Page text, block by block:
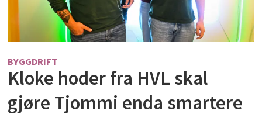
BYGGDRIFT
Kloke hoder fra HVL skal
gjøre Tjommi enda smartere